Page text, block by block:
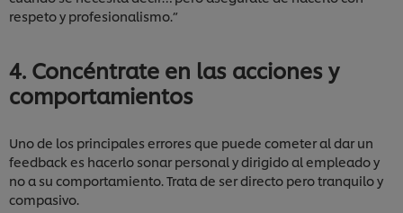
respeto y profesionalismo.”
4. Concéntrate en las acciones y
comportamientos
Uno de los principales errores que puede cometer al dar un
feedback es hacerlo sonar personal y dirigido al empleado y
no a su comportamiento. Trata de ser directo pero tranquilo y
compasivo.